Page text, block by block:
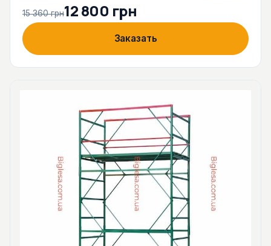
15 360 грн12 800 грн
Заказать